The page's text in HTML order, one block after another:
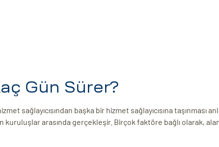
Gün Sürer?
sağlayıcısından başka bir hizmet sağlayıcısına taşınması
arasında gerçekleşir. Birçok faktöre bağlı olarak,